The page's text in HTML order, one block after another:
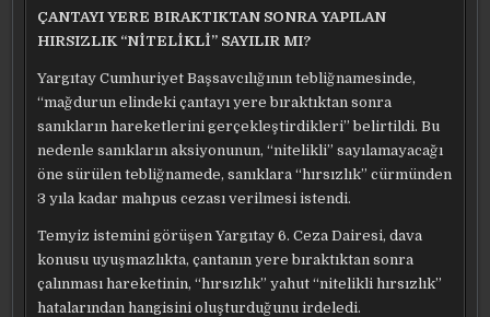
ÇANTAYI YERE BIRAKTIKTAN SONRA YAPILAN
HIRSIZLIK “NİTELİKLİ” SAYILIR MI?
Yargıtay Cumhuriyet Başsavcılığının tebliğnamesinde,
“mağdurun elindeki çantayı yere bıraktıktan sonra
sanıkların hareketlerini gerçekleştirdikleri” belirtildi. Bu
nedenle sanıkların aksiyonunun, “nitelikli” sayılamayacağı
öne sürülen tebliğnamede, sanıklara “hırsızlık” cürmünden
3 yıla kadar mahpus cezası verilmesi istendi.
Temyiz istemini görüşen Yargıtay 6. Ceza Dairesi, dava
konusu uyuşmazlıkta, çantanın yere bıraktıktan sonra
çalınması hareketinin, “hırsızlık” yahut “nitelikli hırsızlık”
hatalarından hangisini oluşturduğunu irdeledi.